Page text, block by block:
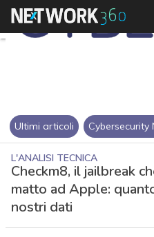
Ultimi articoli Cybersecurity
L'ANALISI TECNICA
Checkm8, il jailbreak
matto ad Apple:
nostri dati